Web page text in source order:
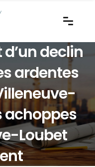
declin
ardentes
achoppes
Loubet